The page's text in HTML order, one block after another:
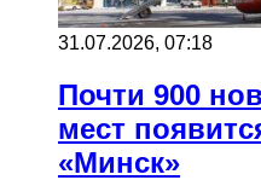
31.07.2026, 07:18
Почти 900
мест
«Минск»